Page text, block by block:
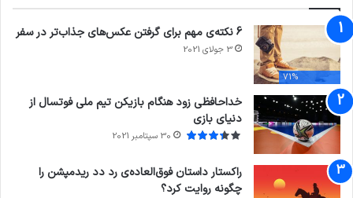
71%
6 نکته‌ی مهم برای گرفتن عکس‌های جذاب‌تر در سفر
3 جولای 2021
خداحافظی زود هنگام بازیکن تیم ملی فوتسال از
دنیای بازی
30 سپتامبر 2021
راکستار داستان فوق‌العاده‌ی رد دد ریدمپشن را
چگونه روایت کرد؟